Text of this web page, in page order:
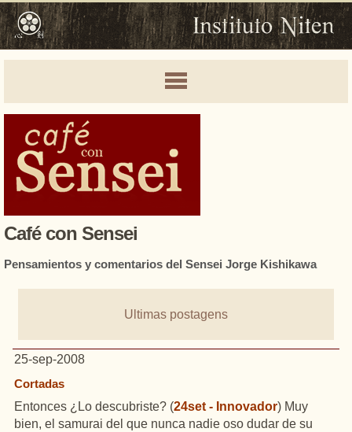
Café con Sensei
Pensamientos y comentarios del Sensei Jorge Kishikawa
Ultimas postagens
25-sep-2008
Cortadas
Entonces ¿Lo descubriste? (24set - Innovador) Muy
bien, el samurai del que nunca nadie oso dudar de su